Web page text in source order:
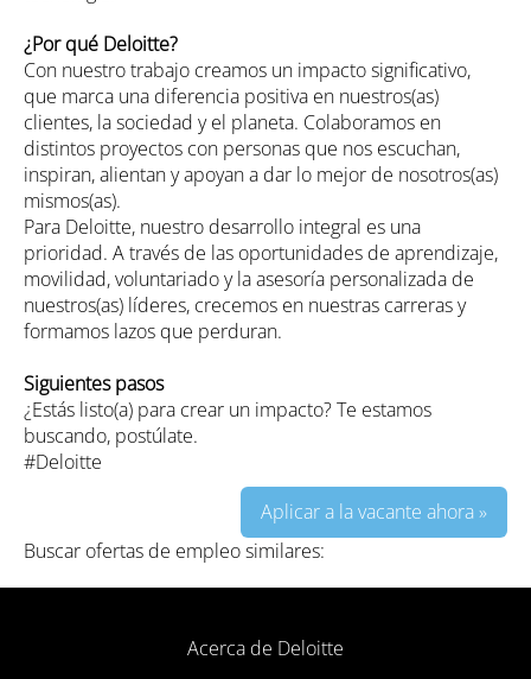
¿Por qué Deloitte?
Con nuestro trabajo creamos un impacto significativo,
que marca una diferencia positiva en nuestros(as)
clientes, la sociedad y el planeta. Colaboramos en
distintos proyectos con personas que nos escuchan,
inspiran, alientan y apoyan a dar lo mejor de nosotros(as)
mismos(as).
Para Deloitte, nuestro desarrollo integral es una
prioridad. A través de las oportunidades de aprendizaje,
movilidad, voluntariado y la asesoría personalizada de
nuestros(as) líderes, crecemos en nuestras carreras y
formamos lazos que perduran.
Siguientes pasos
¿Estás listo(a) para crear un impacto? Te estamos
buscando, postúlate.
#Deloitte
Aplicar a la vacante ahora »
Buscar ofertas de empleo similares:
Acerca de Deloitte